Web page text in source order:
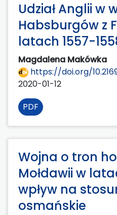
Udział Anglii w
Habsburgów z
latach 1557-
Magdalena Makówka
https://doi.org/
2020-01-12
PDF
Wojna o tron
Mołdawii w
wpływ na
osmańskie